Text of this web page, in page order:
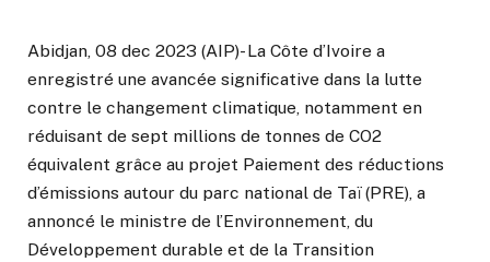
Abidjan, 08 dec 2023 (AIP)- La Côte d’Ivoire a
enregistré une avancée significative dans la lutte
contre le changement climatique, notamment en
réduisant de sept millions de tonnes de CO2
équivalent grâce au projet Paiement des réductions
d’émissions autour du parc national de Taï (PRE), a
annoncé le ministre de l’Environnement, du
Développement durable et de la Transition